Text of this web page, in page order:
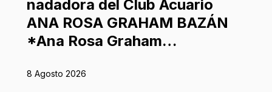
nadadora del Club Acuario
ANA ROSA GRAHAM BAZÁN
*Ana Rosa Graham…
8 Agosto 2026